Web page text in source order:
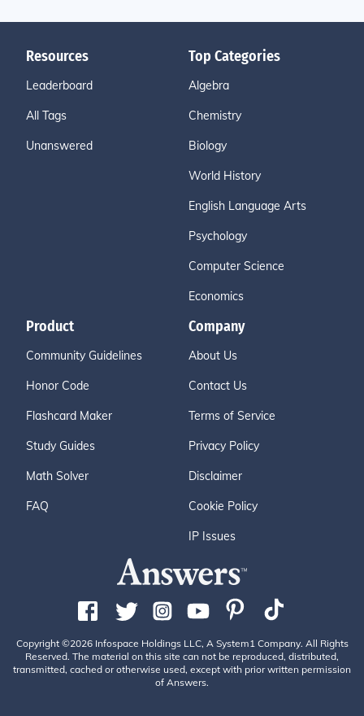
Resources
Leaderboard
All Tags
Unanswered
Top Categories
Algebra
Chemistry
Biology
World History
English Language Arts
Psychology
Computer Science
Economics
Product
Community Guidelines
Honor Code
Flashcard Maker
Study Guides
Math Solver
FAQ
Company
About Us
Contact Us
Terms of Service
Privacy Policy
Disclaimer
Cookie Policy
IP Issues
Copyright ©2026 Infospace Holdings LLC, A System1 Company. All Rights
Reserved. The material on this site can not be reproduced, distributed,
transmitted, cached or otherwise used, except with prior written permission
of Answers.